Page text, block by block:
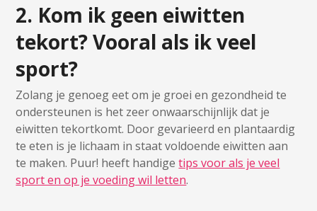
2. Kom ik geen eiwitten
tekort? Vooral als ik veel
sport?
Zolang je genoeg eet om je groei en gezondheid te
ondersteunen is het zeer onwaarschijnlijk dat je
eiwitten tekortkomt. Door gevarieerd en plantaardig
te eten is je lichaam in staat voldoende eiwitten aan
te maken. Puur! heeft handigetips voor als je veel
sport en op je voeding wil letten.